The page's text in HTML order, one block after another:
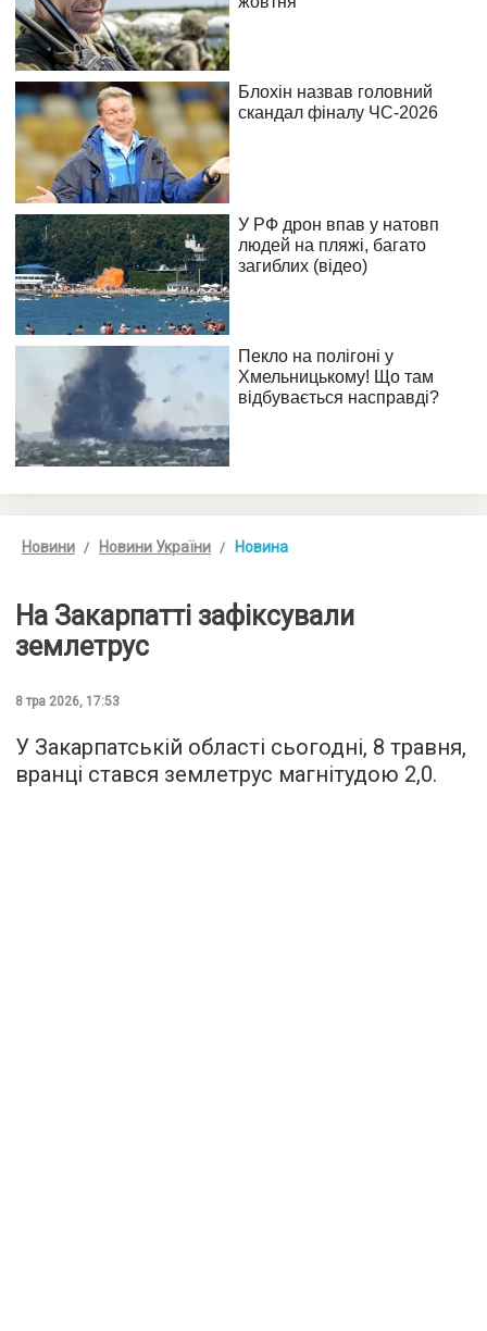
Новини Новини України Новина
На Закарпатті зафіксували
землетрус
8 тра 2026, 17:53
У Закарпатській області сьогодні, 8 травня,
вранці стався землетрус магнітудою 2,0.